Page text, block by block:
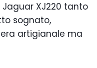
XJ220 tanto
sognato,
artigianale ma